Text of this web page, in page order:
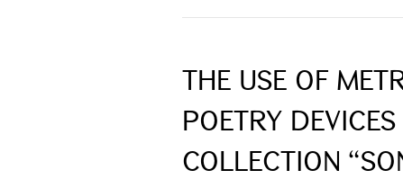
THE USE OF
POETRY
COLLECTION